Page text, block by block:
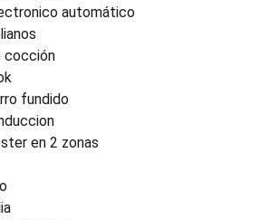
automático
cocción
fundido
en 2 zonas